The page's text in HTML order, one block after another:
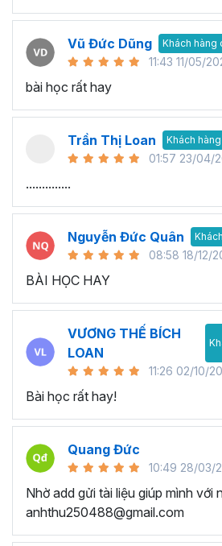
Vũ Đức Dũng Khách hàng
11:43 11/05/
bài học rất hay
Trần Thị Loan Khách
01:57 23/04/
..............
Nguyễn Đức Quân
08:58 18/12/
BÀI HỌC HAY
VƯƠNG THẾ BÍCH
LOAN
11:26 02/10/
Bài học rất hay!
Quang Đức
10:49 28/03/
Nhờ add gửi tài liệu giúp mình với
anhthu250488@gmail.com